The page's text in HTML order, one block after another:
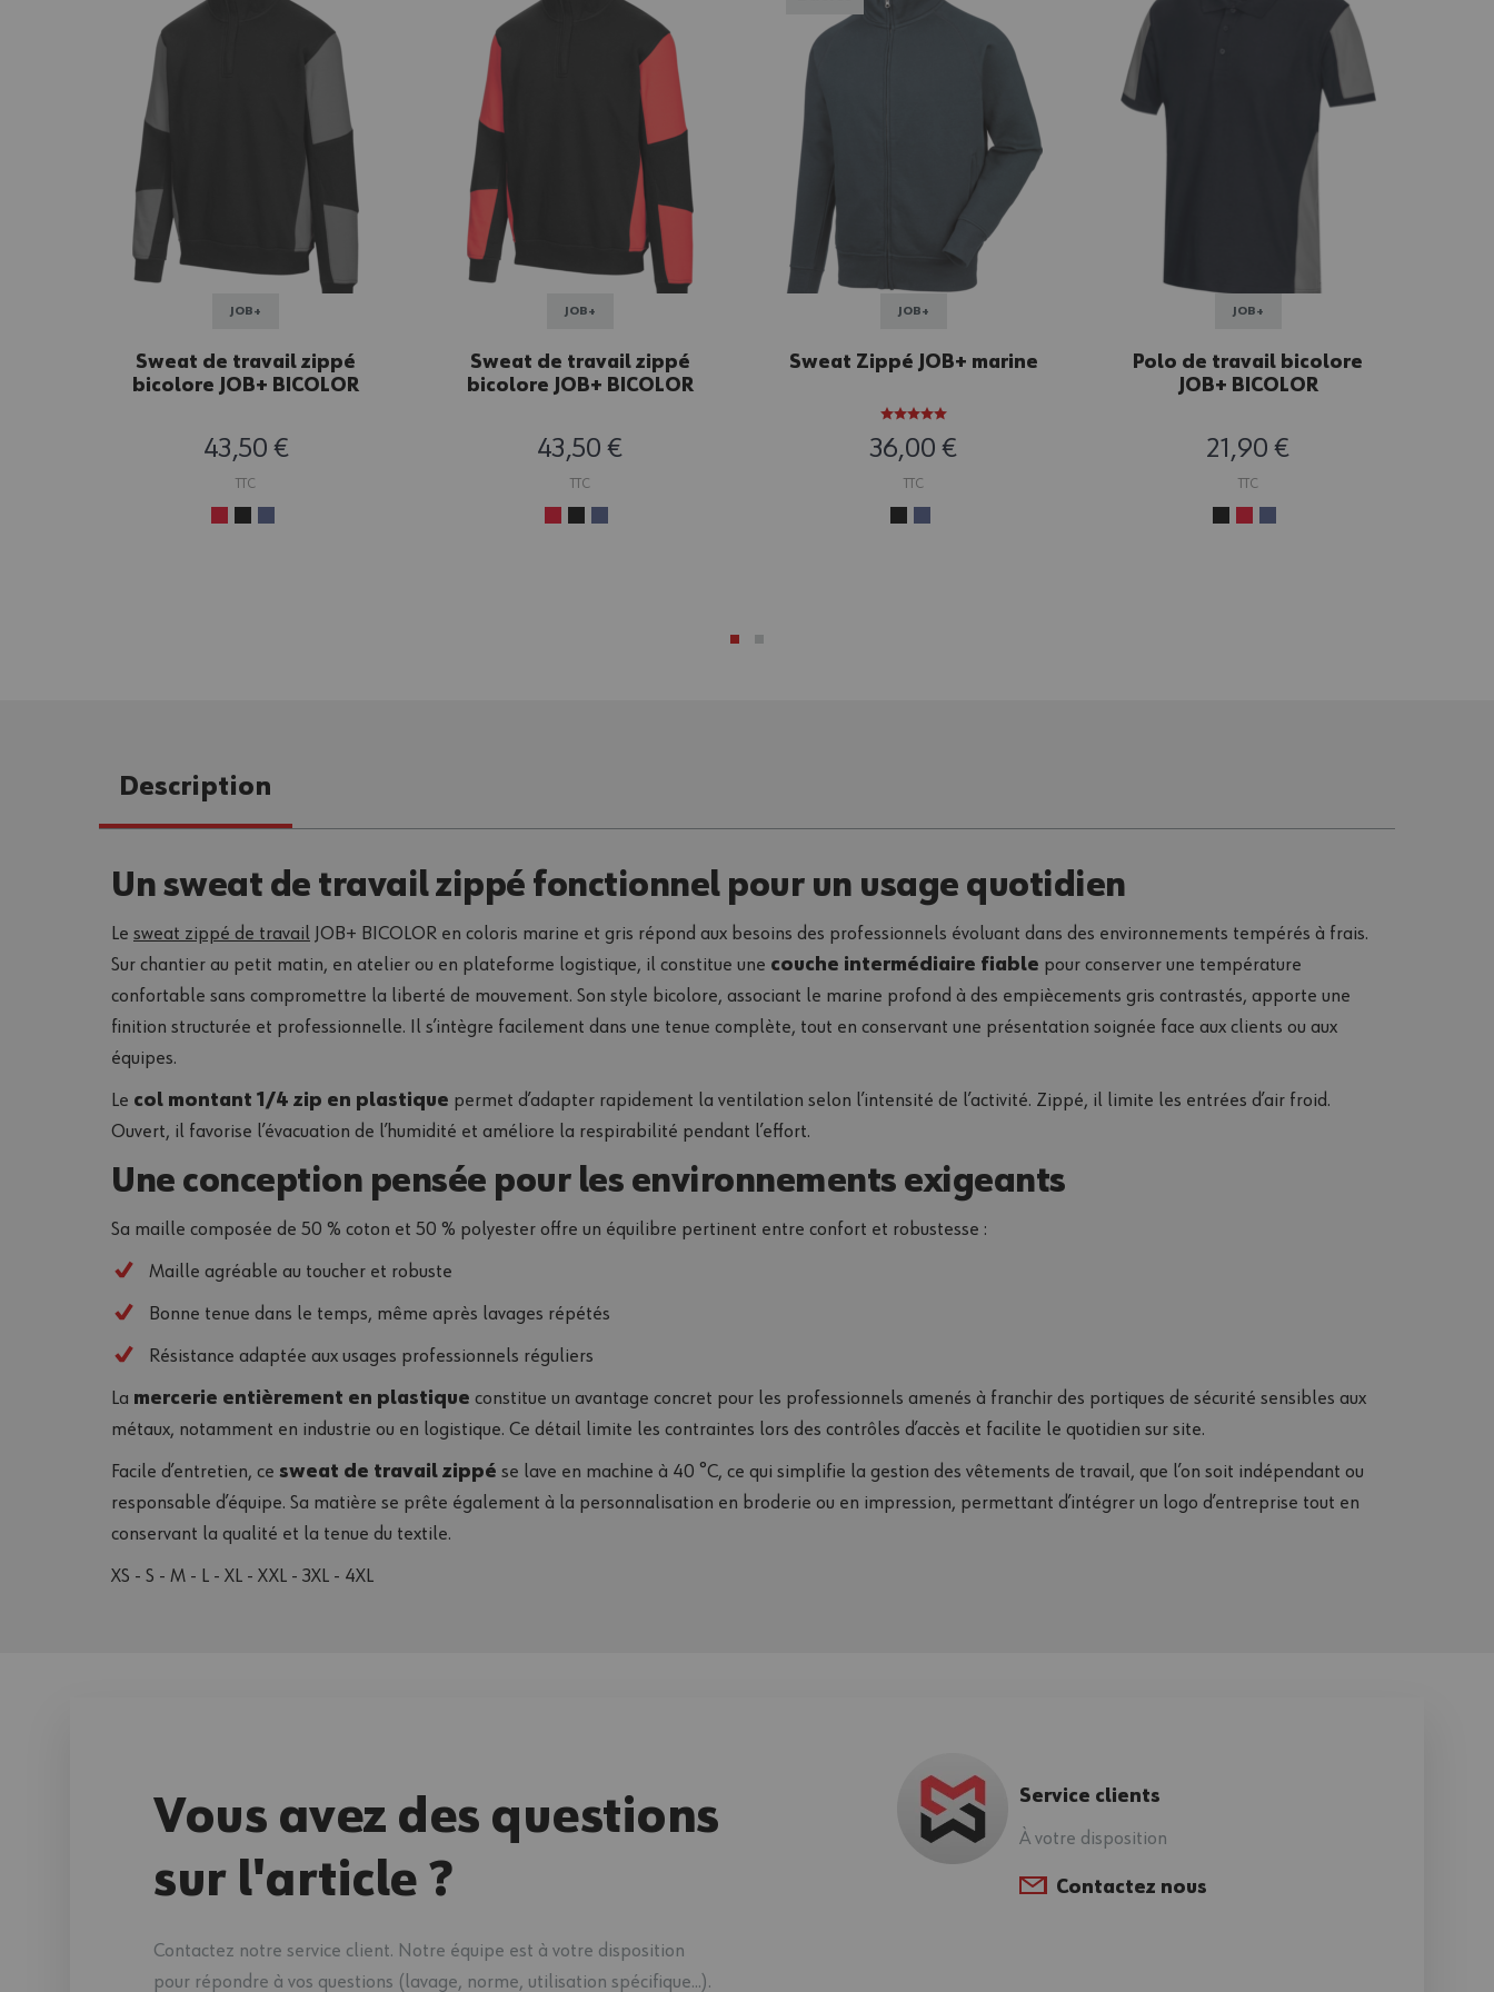
JOB+
Sweat de travail zippé
bicolore JOB+ BICOLOR
43,50 €
TTC
JOB+
Sweat de travail zippé
bicolore JOB+ BICOLOR
43,50 €
TTC
JOB+
Sweat Zippé JOB+ marine
36,00 €
TTC
JOB+
Polo de travail bicolore
JOB+ BICOLOR
21,90 €
TTC
Description
Un sweat de travail zippé fonctionnel pour un usage quotidien
Le sweat zippé de travail JOB+ BICOLOR en coloris marine et gris répond aux besoins des professionnels évoluant dans des environnements tempérés à frais.
Sur chantier au petit matin, en atelier ou en plateforme logistique, il constitue une couche intermédiaire fiable pour conserver une température
confortable sans compromettre la liberté de mouvement. Son style bicolore, associant le marine profond à des empiècements gris contrastés, apporte une
finition structurée et professionnelle. Il s’intègre facilement dans une tenue complète, tout en conservant une présentation soignée face aux clients ou aux
équipes.
Le col montant 1/4 zip en plastique permet d’adapter rapidement la ventilation selon l’intensité de l’activité. Zippé, il limite les entrées d’air froid.
Ouvert, il favorise l’évacuation de l’humidité et améliore la respirabilité pendant l’effort.
Une conception pensée pour les environnements exigeants
Sa maille composée de 50 % coton et 50 % polyester offre un équilibre pertinent entre confort et robustesse :
Maille agréable au toucher et robuste
Bonne tenue dans le temps, même après lavages répétés
Résistance adaptée aux usages professionnels réguliers
La mercerie entièrement en plastique constitue un avantage concret pour les professionnels amenés à franchir des portiques de sécurité sensibles aux
métaux, notamment en industrie ou en logistique. Ce détail limite les contraintes lors des contrôles d’accès et facilite le quotidien sur site.
Facile d’entretien, ce sweat de travail zippé se lave en machine à 40 °C, ce qui simplifie la gestion des vêtements de travail, que l’on soit indépendant ou
responsable d’équipe. Sa matière se prête également à la personnalisation en broderie ou en impression, permettant d’intégrer un logo d’entreprise tout en
conservant la qualité et la tenue du textile.
XS - S - M - L - XL - XXL - 3XL - 4XL
Vous avez des questions
sur l'article ?
Contactez notre service client. Notre équipe est à votre disposition
pour répondre à vos questions (lavage, norme, utilisation spécifique...).
Service clients
À votre disposition
Contactez nous